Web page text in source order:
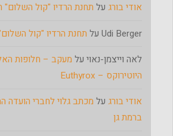
אודי בורג על תחנת הרדיו "קול השלום"
Udi Berger על תחנת הרדיו "קול
לאה וייצמן-נאוי על מעקב – חלופות
היוטירוקס – Euthyrox
אודי בורג על מכתב גלוי לחברי הועדה
ברמת גן